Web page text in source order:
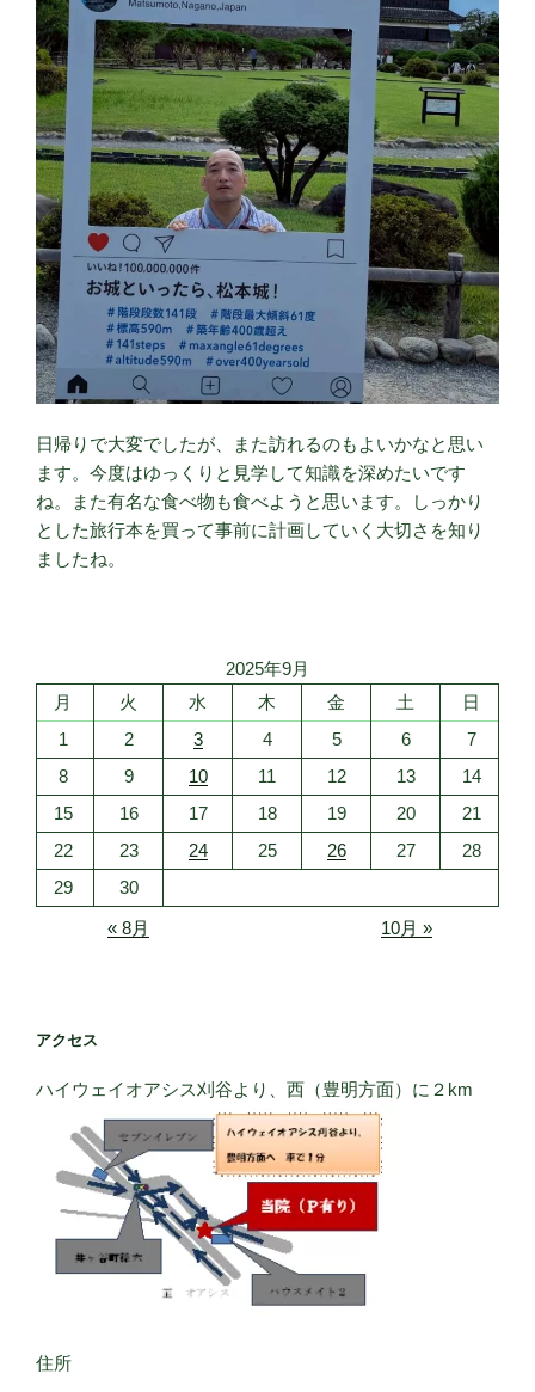
日帰りで大変でしたが、また訪れるのもよいかなと思い
ます。今度はゆっくりと見学して知識を深めたいです
ね。また有名な食べ物も食べようと思います。しっかり
とした旅行本を買って事前に計画していく大切さを知り
ましたね。
2025年9月
月
火 水 木 金 土
日
1
2 3 4 5 6
7
8
9 10 11 12 13
14
15
16 17 18 19 20
21
22
23 24 25 26 27
28
29
30
« 8月
10月 »
アクセス
ハイウェイオアシス刈谷より、西（豊明方面）に２km
住所